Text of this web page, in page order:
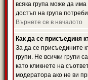
всяка група може да
достъп на група
Върнете се в началото
Как да се присъединя
За да се присъедините
групи. Не всички групи са
като кликнете на
модератора ако не ви